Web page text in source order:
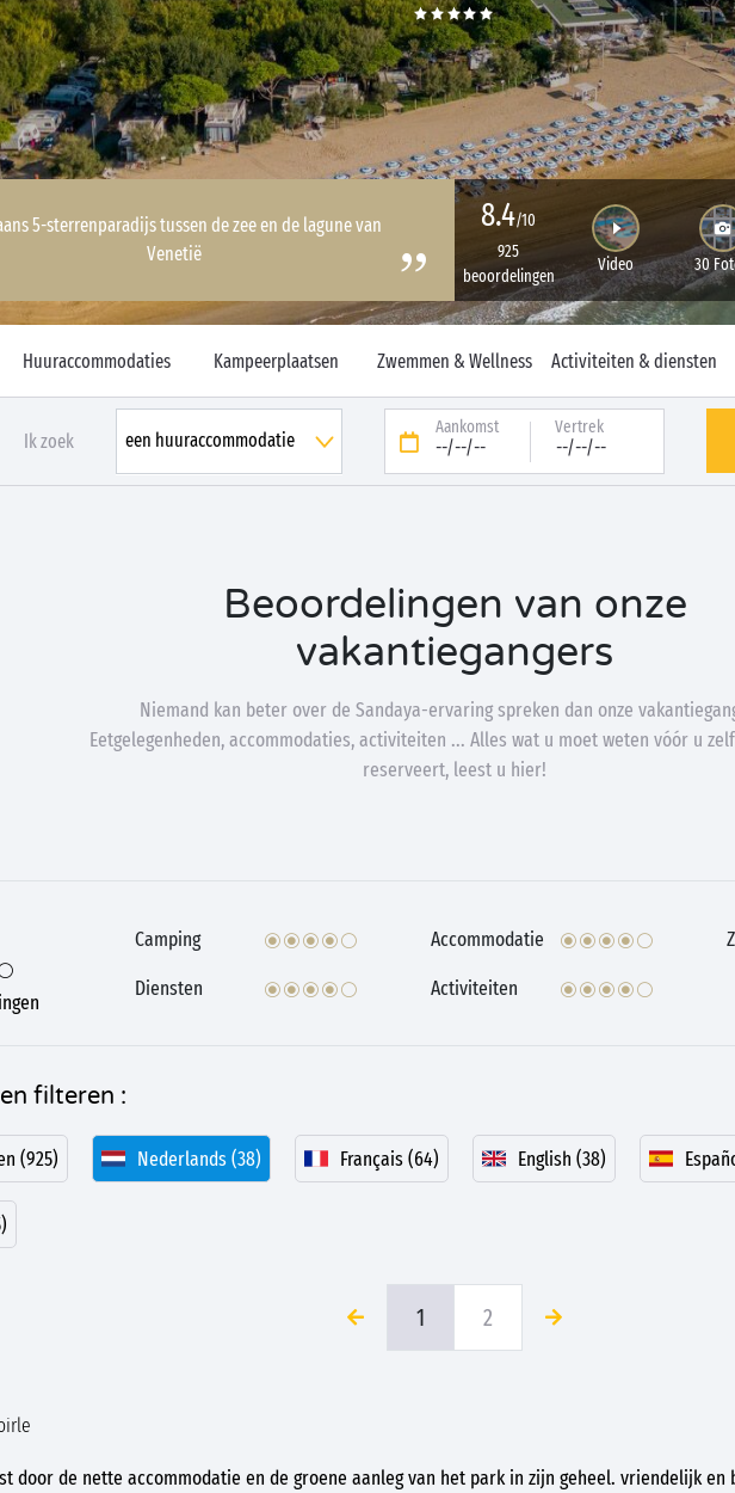
5-sterrenparadijs tussen de zee en de lagune van
Venetië
8.4/10
925
beoordelingen
Video 30
Huuraccommodaties Kampeerplaatsen Zwemmen & Wellness Activiteiten & diensten
Ik zoek
Aankomst
--/--/--
Vertrek
--/--/--
Beoordelingen van onze
vakantiegangers
Niemand kan beter over de Sandaya-ervaring spreken dan onze
Eetgelegenheden, accommodaties, activiteiten ... Alles wat u moet weten vóór u
reserveert, leest u hier!
Camping Accommodatie
Diensten
Activiteiten
filteren :
(925) Nederlands (38) Français (64) English (38)
1 2
door de nette accommodatie en de groene aanleg van het park in zijn geheel. vriendelijk en